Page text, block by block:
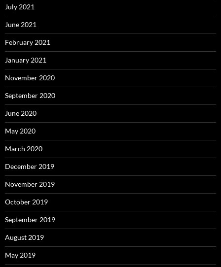
July 2021
June 2021
February 2021
January 2021
November 2020
September 2020
June 2020
May 2020
March 2020
December 2019
November 2019
October 2019
September 2019
August 2019
May 2019